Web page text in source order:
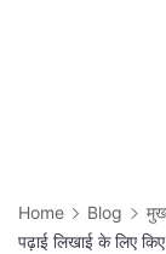
Home Blog
पढ़ाई लिखाई के लिए